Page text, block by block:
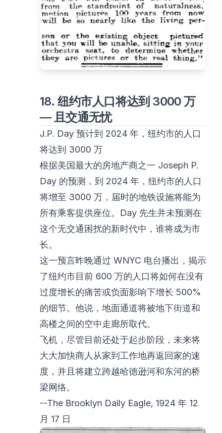
18. 纽约市人口将达到 3000 万
— 且交通无忧
J.P. Day 预计到 2024 年，纽约市的人口
将达到 3000 万
根据美国最大的房地产商之一 Joseph P.
Day 的预测，到 2024 年，纽约市的人口
将增至 3000 万，届时的地铁设施将能为
所有乘客提供座位。Day 先生并未预测在
这个无交通困扰的新时代中，谁将成为市
长。
这一预言昨晚通过 WNYC 电台播出，揭示
了纽约市目前 600 万的人口将如何在没有
过度增长的痛苦或负面影响下增长 500%
的细节。他说，地面通道将被地下街道和
高楼之间的空中走廊所取代。
飞机，尽管目前还处于起步阶段，未来将
大大加快商人从家到工作地再返回家的速
度，并且将建立跨越哈德逊河和东河的桥
梁网络。
--The Brooklyn Daily Eagle, 1924 年 12
月 17 日